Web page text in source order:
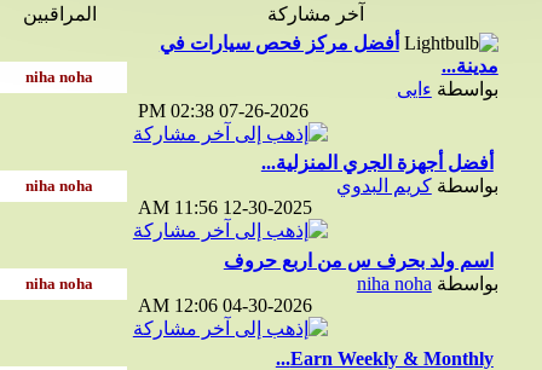
آخر مشاركة
المراقبين
أفضل مركز فحص سيارات في
مدينة...
بواسطةءايى
07-26-2026
02:38 PM
أفضل أجهزة الجري المنزلية...
بواسطةكريم البدوي
12-30-2025
11:56 AM
اسم ولد بحرف س من اربع حروف
بواسطةniha noha
04-30-2026
12:06 AM
Earn Weekly & Monthly...